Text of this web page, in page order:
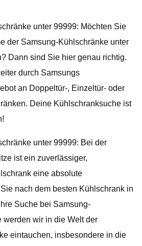
unter 99999: Möchten Sie
der Samsung-Kühlschränke unter
Dann sind Sie hier genau richtig.
durch Samsungs
an Doppeltür-, Einzeltür- oder
Deine Kühlschranksuche ist
unter 99999: Bei der
ist ein zuverlässiger,
eine absolute
nach dem besten Kühlschrank in
Suche bei Samsung-
werden wir in die Welt der
eintauchen, insbesondere in die